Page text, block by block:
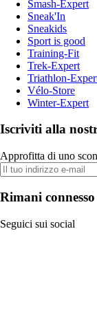
Smash-Expert
Sneak'In
Sneakids
Sport is good
Training-Fit
Trek-Expert
Triathlon-
Vélo-Store
Winter-Expert
Iscriviti alla
Approfitta di uno
Rimani connesso
Seguici sui social